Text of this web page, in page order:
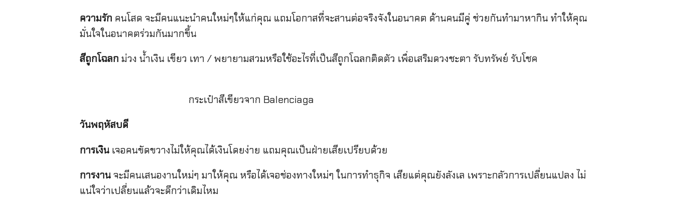
ความรัก คนโสด จะมีคนแนะนำคนใหม่ๆให้แก่คุณ แถมโอกาสที่จะสานต่อจริงจังในอนาคต ด้านคนมีคู่ ช่วยกันทำมาหากิน ทำให้คุณ
มั่นใจในอนาคตร่วมกันมากขึ้น
สีถูกโฉลก ม่วง น้ำเงิน เขียว เทา / พยายามสวมหรือใช้อะไรที่เป็นสีถูกโฉลกติดตัว เพื่อเสริมดวงชะตา รับทรัพย์ รับโชค
กระเป๋าสีเขียวจาก Balenciaga
วันพฤหัสบดี
การเงิน เจอคนขัดขวางไม่ให้คุณได้เงินโดยง่าย แถมคุณเป็นฝ่ายเสียเปรียบด้วย
การงาน จะมีคนเสนองานใหม่ๆ มาให้คุณ หรือได้เจอช่องทางใหม่ๆ ในการทำธุกิจ เสียแต่คุณยังลังเล เพราะกลัวการเปลี่ยนแปลง ไม่
แน่ใจว่าเปลี่ยนแล้วจะดีกว่าเดิมไหม